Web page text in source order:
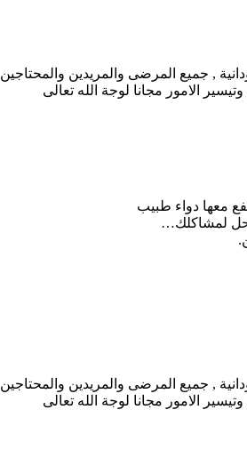
, جميع المرضى والمريدين والمحتاجين
الامور مجانا لوجة الله تعالى
معها دواء طبيب
حل لمشاكلك…
, جميع المرضى والمريدين والمحتاجين
الامور مجانا لوجة الله تعالى